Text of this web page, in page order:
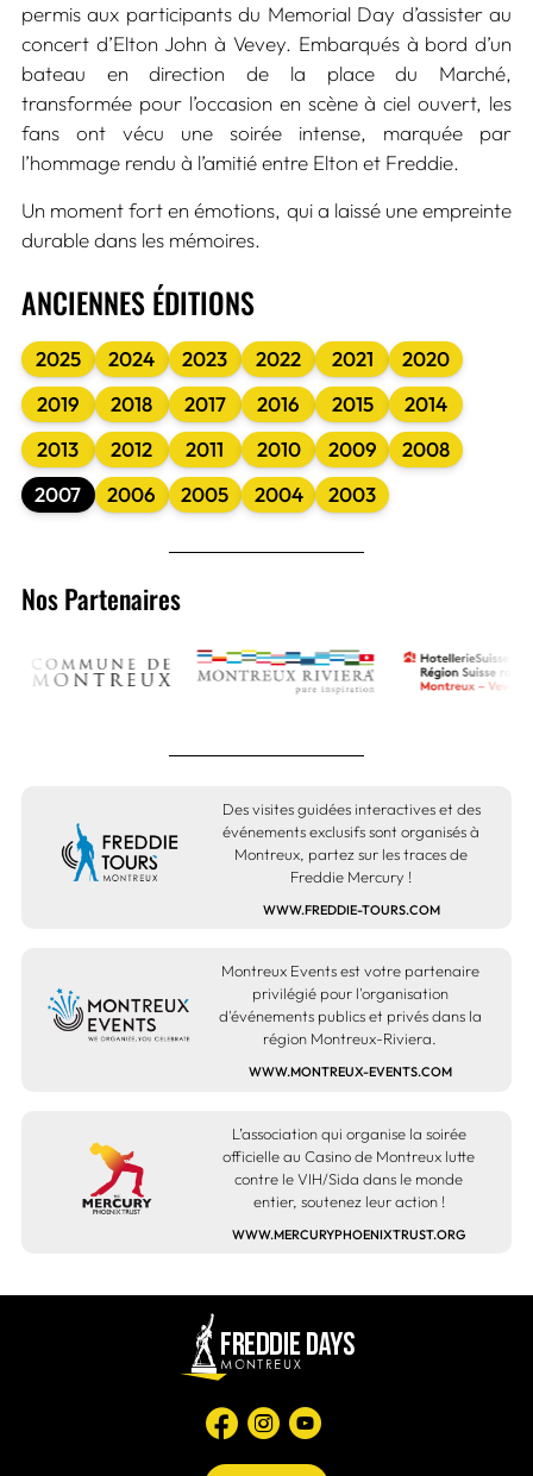
permis aux participants du Memorial Day d’assister au
concert d’Elton John à Vevey. Embarqués à bord d’un
bateau en direction de la place du Marché,
transformée pour l’occasion en scène à ciel ouvert, les
fans ont vécu une soirée intense, marquée par
l’hommage rendu à l’amitié entre Elton et Freddie.
Un moment fort en émotions, qui a laissé une empreinte
durable dans les mémoires.
ANCIENNES ÉDITIONS
2025 2024 2023 2022 2021
2020
2019
2018 2017 2016 2015
2014
2013
2012 2011 2010 2009
2008
2007
2006 2005 2004 2003
Nos Partenaires
WWW.FREDDIE-TOURS.COM
Des visites guidées interactives et des
événements exclusifs sont organisés à
Montreux, partez sur les traces de
Freddie Mercury !
WWW.MONTREUX-EVENTS.COM
Montreux Events est votre partenaire
privilégié pour l'organisation
d'événements publics et privés dans la
région Montreux-Riviera.
WWW.MERCURYPHOENIXTRUST.ORG
L’association qui organise la soirée
officielle au Casino de Montreux lutte
contre le VIH/Sida dans le monde
entier, soutenez leur action !